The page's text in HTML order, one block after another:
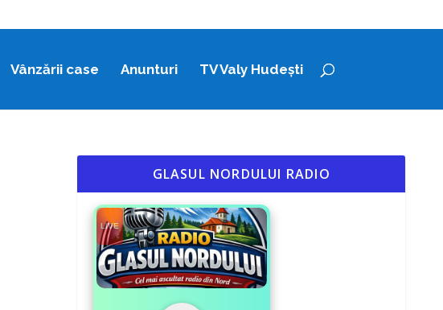
Vânzării case Anunturi TV Valy Hudești
GLASUL NORDULUI RADIO
LIVE